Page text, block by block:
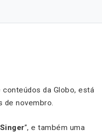
da Globo, está
de novembro.
”, e também uma